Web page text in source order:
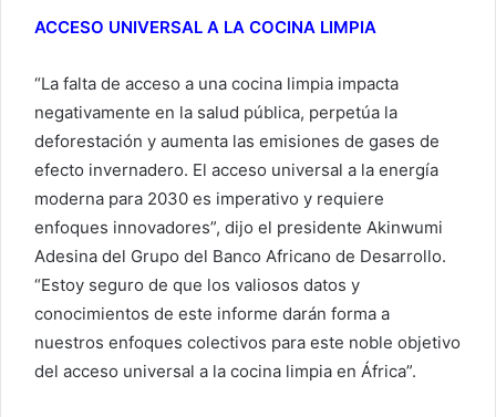
ACCESO UNIVERSAL A LA COCINA LIMPIA
“La falta de acceso a una cocina limpia impacta
negativamente en la salud pública, perpetúa la
deforestación y aumenta las emisiones de gases de
efecto invernadero. El acceso universal a la energía
moderna para 2030 es imperativo y requiere
enfoques innovadores”, dijo el presidente Akinwumi
Adesina del Grupo del Banco Africano de Desarrollo.
“Estoy seguro de que los valiosos datos y
conocimientos de este informe darán forma a
nuestros enfoques colectivos para este noble objetivo
del acceso universal a la cocina limpia en África”.